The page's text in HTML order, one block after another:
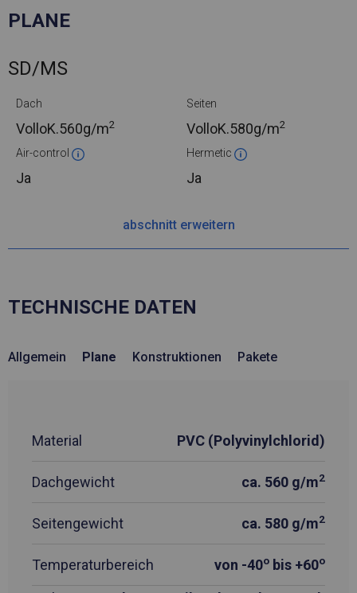
PLANE
SD/MS
Dach
VolloK.560g/m2
Seiten
VolloK.580g/m2
Air-control
Ja
Hermetic
Ja
abschnitt erweitern
TECHNISCHE DATEN
Allgemein Plane Konstruktionen Pakete
Material PVC (Polyvinylchlorid)
Dachgewicht ca. 560 g/m2
Seitengewicht ca. 580 g/m2
Temperaturbereich von -40o bis +60o